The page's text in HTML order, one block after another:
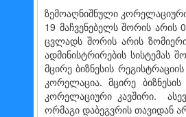
ზემოაღნიშნული
19 მაჩვენებელს შორის არის
ცვლადს შორის არის
ადმინისტრირების
მცირე ბიზნესის
კორელაცია. მცირე
კორელაციური კავშირი.
ორმაგი დაბეგვრის თავიდან